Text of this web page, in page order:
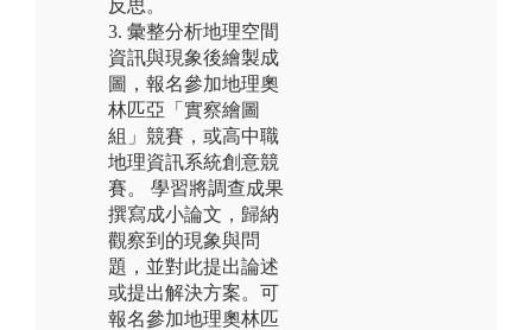
反思。
3. 彙整分析地理空間
資訊與現象後繪製成
圖，報名參加地理奧
林匹亞「實察繪圖
組」競賽，或高中職
地理資訊系統創意競
賽。 學習將調查成果
撰寫成小論文，歸納
觀察到的現象與問
題，並對此提出論述
或提出解決方案。可
報名參加地理奧林匹